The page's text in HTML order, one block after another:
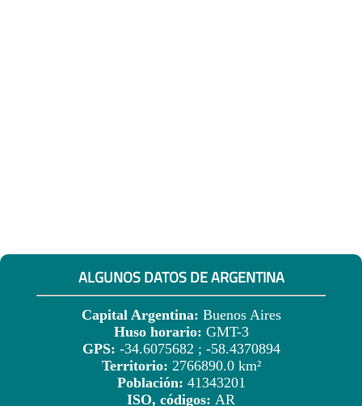
ALGUNOS DATOS DE ARGENTINA
Capital Argentina: Buenos Aires
Huso horario: GMT-3
GPS: -34.6075682 ; -58.4370894
Territorio: 2766890.0 km²
Población: 41343201
ISO, códigos: AR